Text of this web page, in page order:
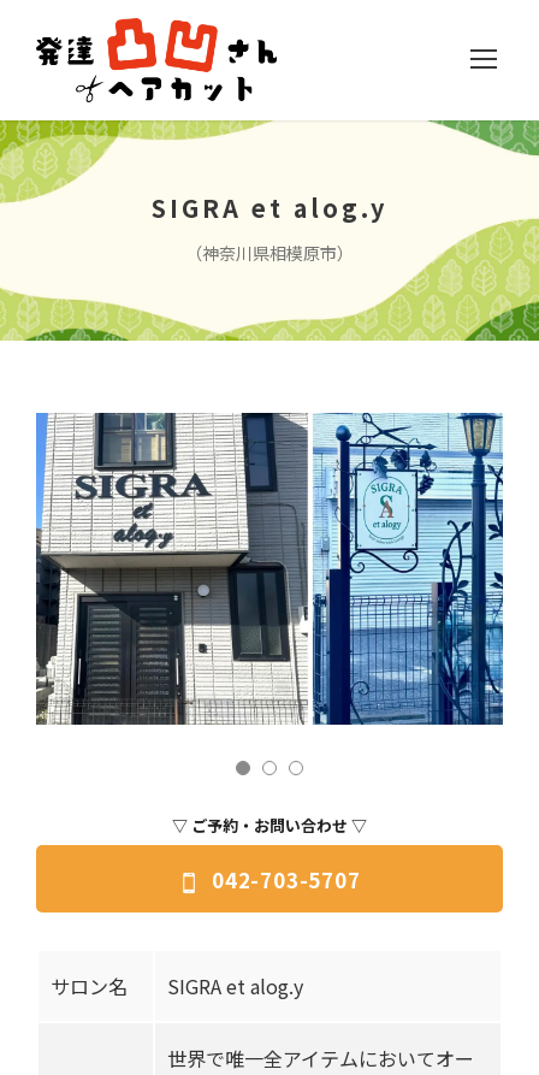
SIGRA et alog.y
（神奈川県相模原市）
▽ ご予約・お問い合わせ ▽
042-703-5707
サロン名 SIGRA et alog.y
世界で唯一全アイテムにおいてオー